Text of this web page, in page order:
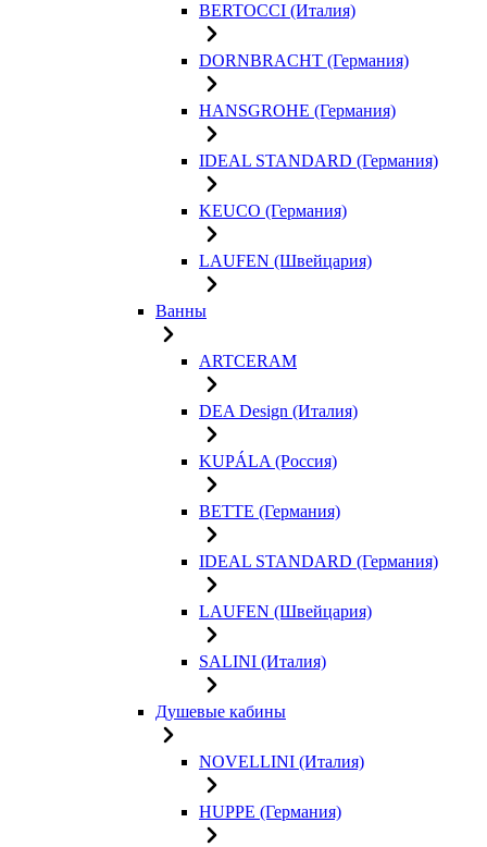
BERTOCCI (Италия)
DORNBRACHT (Германия)
HANSGROHE (Германия)
IDEAL STANDARD (Германия)
KEUCO (Германия)
LAUFEN (Швейцария)
Ванны
ARTCERAM
DEA Design (Италия)
KUPÁLA (Россия)
BETTE (Германия)
IDEAL STANDARD (Германия)
LAUFEN (Швейцария)
SALINI (Италия)
Душевые кабины
NOVELLINI (Италия)
HUPPE (Германия)